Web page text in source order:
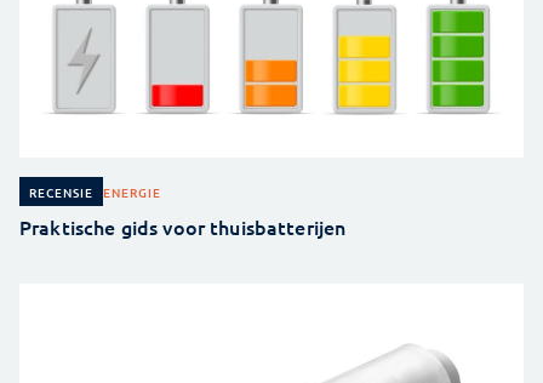
RECENSIE ENERGIE
Praktische gids voor thuisbatterijen